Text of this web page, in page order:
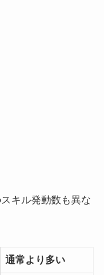
キル発動数も異な
通常より多い